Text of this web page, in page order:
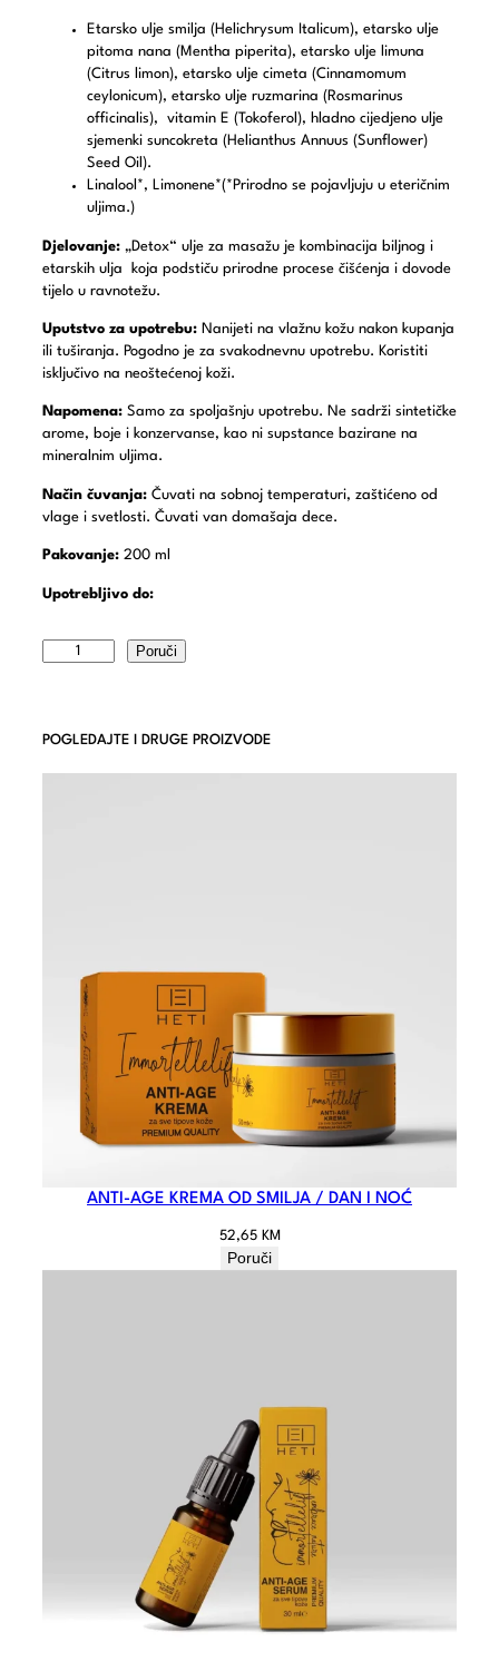
Etarsko ulje smilja (Helichrysum Italicum), etarsko ulje
pitoma nana (Mentha piperita), etarsko ulje limuna
(Citrus limon), etarsko ulje cimeta (Cinnamomum
ceylonicum), etarsko ulje ruzmarina (Rosmarinus
officinalis), vitamin E (Tokoferol), hladno cijedjeno ulje
sjemenki suncokreta (Helianthus Annuus (Sunflower)
Seed Oil).
Linalool*, Limonene*(*Prirodno se pojavljuju u eteričnim
uljima.)
Djelovanje: „Detox“ ulje za masažu je kombinacija biljnog i
etarskih ulja koja podstiču prirodne procese čišćenja i dovode
tijelo u ravnotežu.
Uputstvo za upotrebu: Nanijeti na vlažnu kožu nakon kupanja
ili tuširanja. Pogodno je za svakodnevnu upotrebu. Koristiti
isključivo na neoštećenoj koži.
Napomena: Samo za spoljašnju upotrebu. Ne sadrži sintetičke
arome, boje i konzervanse, kao ni supstance bazirane na
mineralnim uljima.
Način čuvanja: Čuvati na sobnoj temperaturi, zaštićeno od
vlage i svetlosti. Čuvati van domašaja dece.
Pakovanje: 200 ml
Upotrebljivo do:
Poruči
POGLEDAJTE I DRUGE PROIZVODE
ANTI-AGE KREMA OD SMILJA / DAN I NOĆ
52,65 KM
Poruči